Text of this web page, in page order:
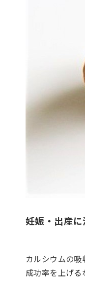
妊娠・出産
カルシウムの
成功率を上げる